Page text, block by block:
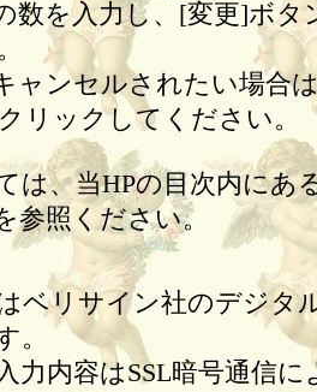
数を入力し、[変更]ボタ
ャンセルされたい場合
リックしてください。
は、当HPの目次内にあ
参照ください。
ベリサイン社のデジタ
。
力内容はSSL暗号通信に